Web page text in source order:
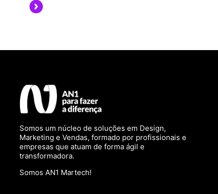
Somos um núcleo de soluções em Design,
Marketing e Vendas, formado por profissionais e
empresas que atuam de forma ágil e
transformadora.
Somos AN1 Martech!